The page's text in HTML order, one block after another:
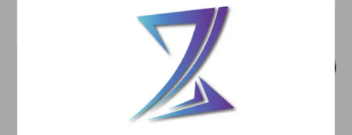
現地開催の復活。「WJD in OSAKA 202
2」、事前予約制にて開催。